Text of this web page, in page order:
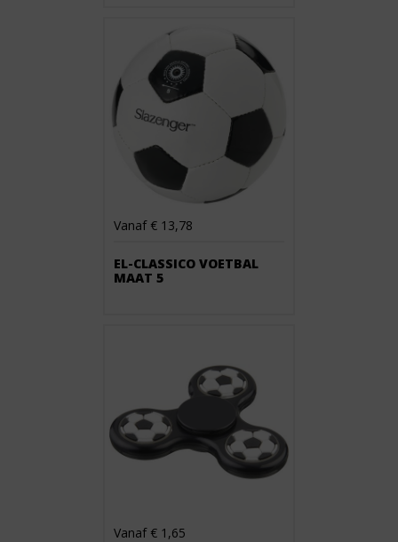
Vanaf € 13,78
EL-CLASSICO VOETBAL
MAAT 5
Vanaf € 1,65